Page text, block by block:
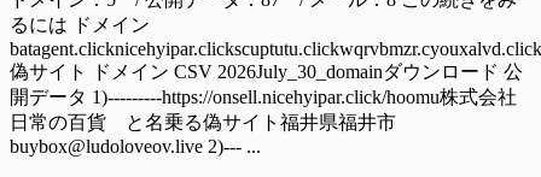
るには ドメイン
batagent.clicknicehyipar.clickscuptutu.clickwqrvbmzr.cyouxalvd.click
偽サイト ドメイン CSV 2026July_30_domainダウンロード 公
開データ 1)---------https://onsell.nicehyipar.click/hoomu株式会社
日常の百貨 と名乗る偽サイト福井県福井市
buybox@ludoloveov.live 2)--- ...